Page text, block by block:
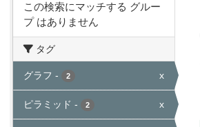
この検索にマッチする グルー
プ はありません
タグ
グラフ - 2 x
ピラミッド - 2 x